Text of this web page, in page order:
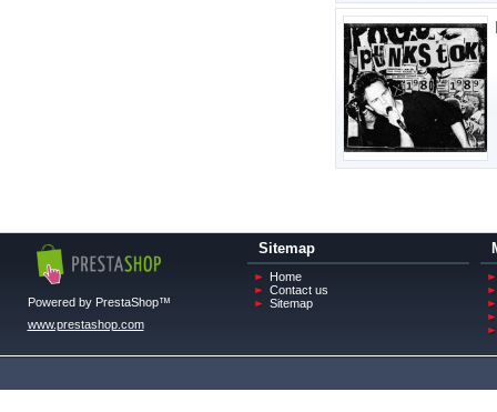
Powered by PrestaShop™
www.prestashop.com
Sitemap
Home
Contact us
Sitemap